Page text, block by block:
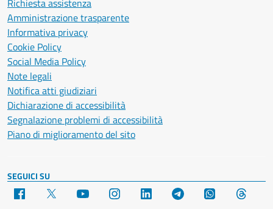
Richiesta assistenza
Amministrazione trasparente
Informativa privacy
Cookie Policy
Social Media Policy
Note legali
Notifica atti giudiziari
Dichiarazione di accessibilità
Segnalazione problemi di accessibilità
Piano di miglioramento del sito
SEGUICI SU
Facebook YouTube Instagram LinkedIn Telegram WhatsApp